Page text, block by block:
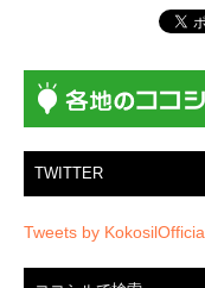
TWITTER
Tweets by